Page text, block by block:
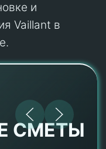
и
Vaillant в
СМЕТЫ